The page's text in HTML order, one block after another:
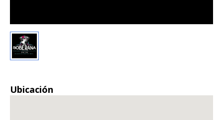
Ubicación